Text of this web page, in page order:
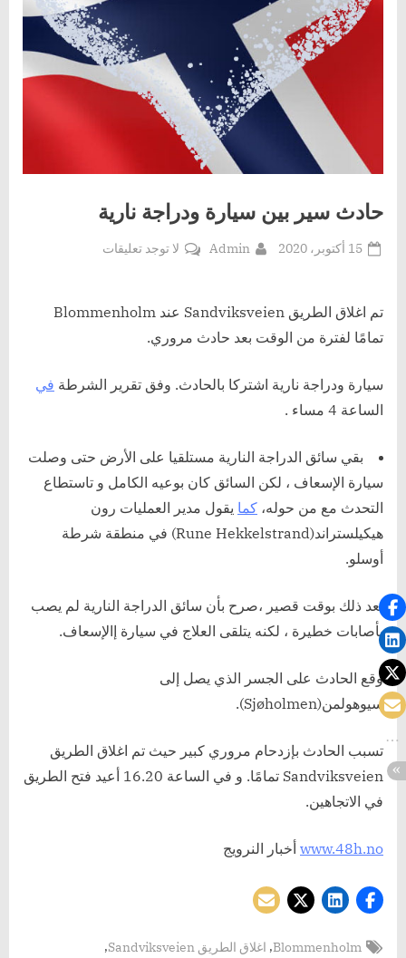
حادث سير بين سيارة ودراجة نارية
Posted
15 أكتوبر، 2020 By
Admin لا توجد تعليقاتعلى
بين
تم اغلاق الطريق Sandviksveien عند Blommenholm
تمامًا لفترة من الوقت بعد حادث مروري.
سيارة ودراجة نارية اشتركا بالحادث. وفق تقرير الشرطة في
الساعة 4 مساء .
بقي سائق الدراجة النارية مستلقيا على الأرض حتى وصلت
سيارة الإسعاف ، لكن السائق كان بوعيه الكامل و تاستطاع
التحدث مع من حوله، كما يقول مدير العمليات رون
هيكيلستراند(Rune Hekkelstrand) في منطقة شرطة
أوسلو.
بعد ذلك بوقت قصير ،صرح بأن سائق الدراجة النارية لم يصب
بأصابات خطيرة ، لكنه يتلقى العلاج في سيارة إالإسعاف.
وقع الحادث على الجسر الذي يصل إلى
سيوهولمن(Sjøholmen).
تسبب الحادث بإزدحام مروري كبير حيث تم اغلاق الطريق
Sandviksveien تمامًا. و في الساعة 16.20 أعيد فتح الطريق
في الاتجاهين.
www.48h.no أخبار النرويج
Tags:
Blommenholm
, اغلاق الطريق Sandviksveien
,